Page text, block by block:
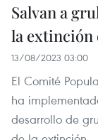
Salvan a
la extinción
13/08/2023 03:00
El Comité
ha
desarrollo de